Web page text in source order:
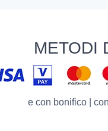
METODI
e con bonifico |